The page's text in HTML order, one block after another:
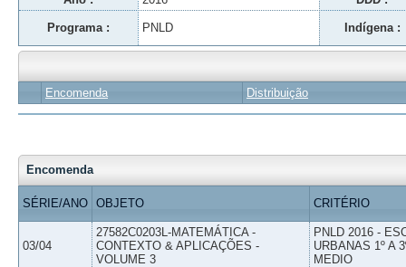
Programa : PNLD Indígena :
Encomenda Distribuição
Encomenda
SÉRIE/ANO OBJETO CRITÉRIO
03/04
27582C0203L-MATEMÁTICA -
CONTEXTO & APLICAÇÕES -
VOLUME 3
PNLD 2016 -
URBANAS 1º A
MEDIO